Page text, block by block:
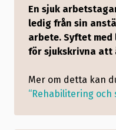
En sjuk
ledig från sin
arbete. Syftet
för sjukskrivna att
Mer om detta kan
“Rehabilitering och